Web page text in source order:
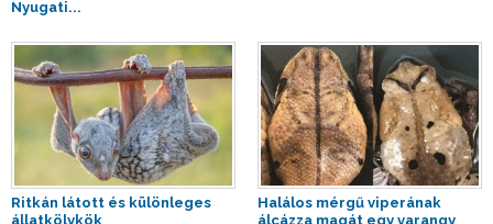
Nyugati...
Ritkán látott és különleges
állatkölykök
Halálos mérgű viperának
álcázza magát egy varangy